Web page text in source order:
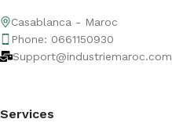
Casablanca - Maroc
Phone: 0661150930
Support@industriemaroc.com
Services